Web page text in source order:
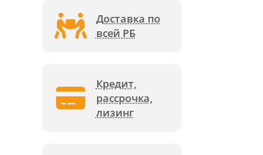
Доставка по
всей РБ
Кредит,
рассрочка,
лизинг